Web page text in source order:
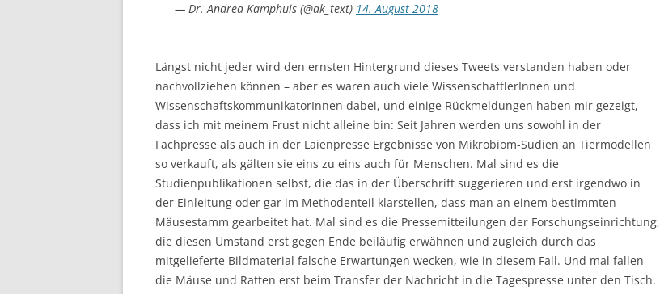
— Dr. Andrea Kamphuis (@ak_text) 14. August 2018
Längst nicht jeder wird den ernsten Hintergrund dieses Tweets verstanden haben oder
nachvollziehen können – aber es waren auch viele WissenschaftlerInnen und
WissenschaftskommunikatorInnen dabei, und einige Rückmeldungen haben mir gezeigt,
dass ich mit meinem Frust nicht alleine bin: Seit Jahren werden uns sowohl in der
Fachpresse als auch in der Laienpresse Ergebnisse von Mikrobiom-Sudien an Tiermodellen
so verkauft, als gälten sie eins zu eins auch für Menschen. Mal sind es die
Studienpublikationen selbst, die das in der Überschrift suggerieren und erst irgendwo in
der Einleitung oder gar im Methodenteil klarstellen, dass man an einem bestimmten
Mäusestamm gearbeitet hat. Mal sind es die Pressemitteilungen der Forschungseinrichtung,
die diesen Umstand erst gegen Ende beiläufig erwähnen und zugleich durch das
mitgelieferte Bildmaterial falsche Erwartungen wecken, wie in diesem Fall. Und mal fallen
die Mäuse und Ratten erst beim Transfer der Nachricht in die Tagespresse unter den Tisch.